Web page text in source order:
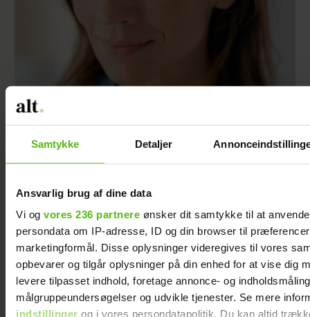
Samtykke Detaljer
Ansvarlig brug af dine data
Vi og vores 236 partnere ønsker dit samtykke til at
persondata om IP-adresse, ID og din browser til
marketingformål. Disse oplysninger videregives til vores
opbevarer og tilgår oplysninger på din enhed for at vise dig
levere tilpasset indhold, foretage annonce- og
målgruppeundersøgelser og udvikle tjenester. Se mere
indstillinger og i vores persondatapolitik. Du kan altid